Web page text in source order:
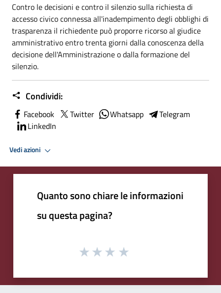
Contro le decisioni e contro il silenzio sulla richiesta di
accesso civico connessa all'inadempimento degli obblighi di
trasparenza il richiedente può proporre ricorso al giudice
amministrativo entro trenta giorni dalla conoscenza della
decisione dell'Amministrazione o dalla formazione del
silenzio.
Condividi:
Facebook Twitter Whatsapp
Telegram
LinkedIn
Vedi azioni
Quanto sono chiare le informazioni
su questa pagina?